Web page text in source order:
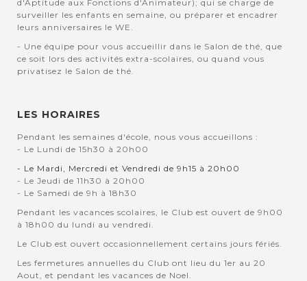
d'Aptitude aux Fonctions d'Animateur); qui se charge de
surveiller les enfants en semaine, ou préparer et encadrer
leurs anniversaires le WE.
- Une équipe pour vous accueillir dans le Salon de thé, que
ce soit lors des activités extra-scolaires, ou quand vous
privatisez le Salon de thé.
LES HORAIRES
Pendant les semaines d'école, nous vous accueillons :
- Le Lundi de 15h30 à 20h00
- Le Mardi, Mercredi et Vendredi de 9h15 à 20h00
- Le Jeudi de 11h30 à 20h00
- Le Samedi de 9h à 18h30
Pendant les vacances scolaires, le Club est ouvert de 9h00
à 18h00 du lundi au vendredi.
Le Club est ouvert occasionnellement certains jours fériés.
Les fermetures annuelles du Club ont lieu du 1er au 20
Aout, et pendant les vacances de Noel.